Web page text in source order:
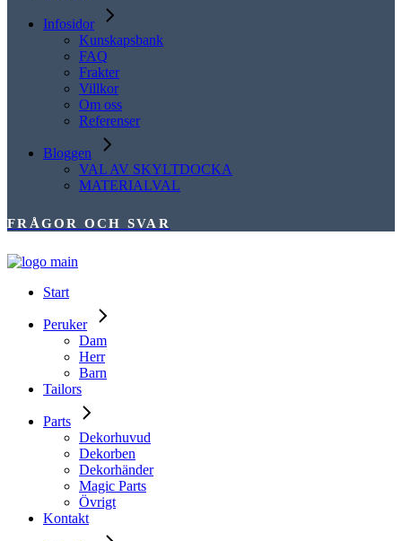
Infosidor
Kunskapsbank
FAQ
Frakter
Villkor
Om oss
Referenser
Bloggen
VAL AV SKYLTDOCKA
MATERIALVAL
FRÅGOR OCH SVAR
Start
Peruker
Dam
Herr
Barn
Tailors
Parts
Dekorhuvud
Dekorben
Dekorhänder
Magic Parts
Övrigt
Kontakt